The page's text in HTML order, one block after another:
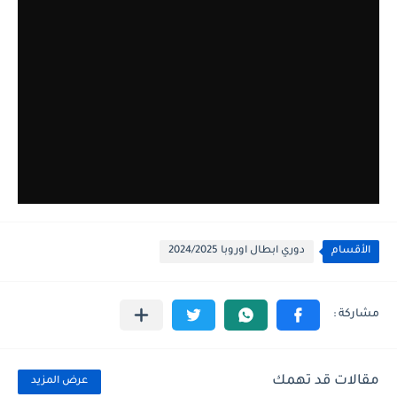
الأقسام دوري ابطال اوروبا 2024/2025
مقالات قد تهمك عرض المزيد